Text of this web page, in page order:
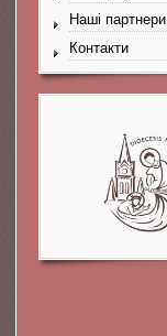
Наші партнери
Контакти